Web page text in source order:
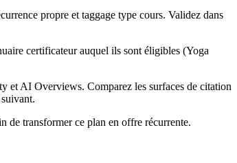
propre et taggage type cours. Validez dans
certificateur auquel ils sont éligibles (Yoga
et AI Overviews. Comparez les surfaces de citation
de transformer ce plan en offre récurrente.